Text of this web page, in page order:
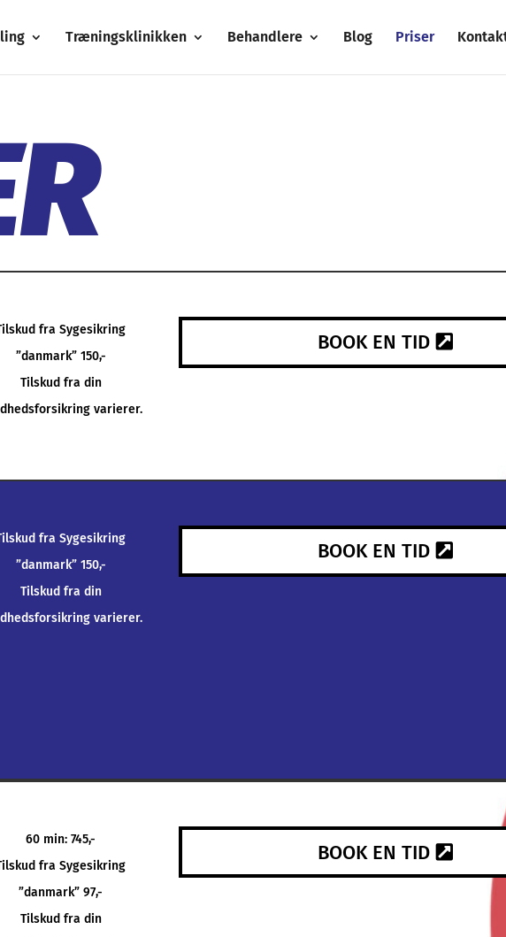
Træningsklinikken Behandlere Blog Priser
fra Sygesikring
”danmark” 150,-
Tilskud fra din
varierer.
BOOK EN TID
fra Sygesikring
”danmark” 150,-
Tilskud fra din
varierer.
BOOK EN TID
60 min: 745,-
fra Sygesikring
”danmark” 97,-
Tilskud fra din
BOOK EN TID